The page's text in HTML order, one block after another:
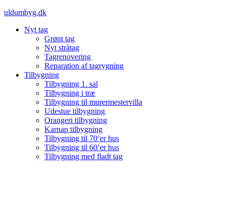
Videre
indhold
uldumbyg.dk
Nyt tag
Grønt tag
Nyt stråtag
Tagrenovering
Reparation af tagrygning
Tilbygning
Tilbygning 1. sal
Tilbygning i træ
Tilbygning til murermestervilla
Udestue tilbygning
Orangeri tilbygning
Karnap tilbygning
Tilbygning til 70’er hus
Tilbygning til 60’er hus
Tilbygning med fladt tag